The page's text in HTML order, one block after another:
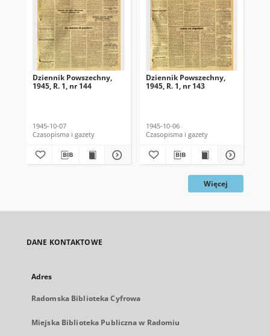
Dziennik Powszechny,
1945, R. 1, nr 144
1945-10-07
Czasopisma i gazety
Dziennik Powszechny,
1945, R. 1, nr 143
1945-10-06
Czasopisma i gazety
Więcej
DANE KONTAKTOWE
Adres
Radomska Biblioteka Cyfrowa
Miejska Biblioteka Publiczna w Radomiu